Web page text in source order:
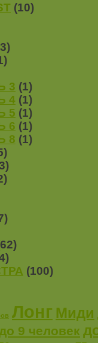
(10)
3 (1)
4 (1)
5 (1)
6 (1)
8 (1)
(100)
Лонг Миди
9 человек